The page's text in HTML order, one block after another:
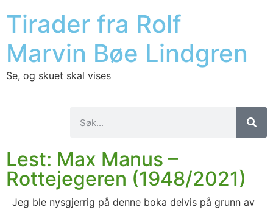
Tirader fra Rolf
Marvin Bøe Lindgren
Se, og skuet skal vises
Lest: Max Manus –
Rottejegeren (1948/2021)
Jeg ble nys­gjer­rig på den­ne boka del­vis på grunn av